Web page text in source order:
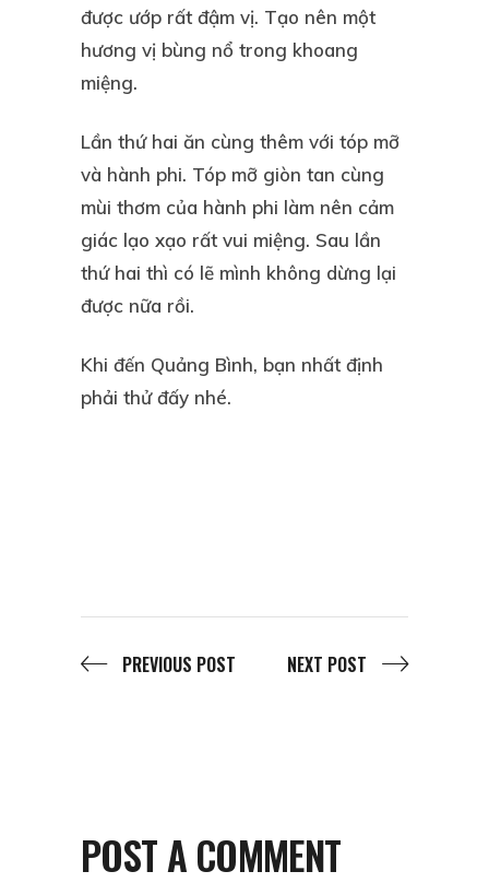
được ướp rất đậm vị. Tạo nên một
hương vị bùng nổ trong khoang
miệng.
Lần thứ hai ăn cùng thêm với tóp mỡ
và hành phi. Tóp mỡ giòn tan cùng
mùi thơm của hành phi làm nên cảm
giác lạo xạo rất vui miệng. Sau lần
thứ hai thì có lẽ mình không dừng lại
được nữa rồi.
Khi đến Quảng Bình, bạn nhất định
phải thử đấy nhé.
PREVIOUS POST NEXT POST
POST A COMMENT